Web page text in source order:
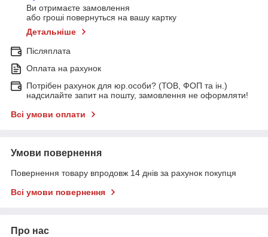
Ви отримаєте замовлення
або гроші повернуться на вашу картку
Детальніше
Післяплата
Оплата на рахунок
Потрібен рахунок для юр.особи? (ТОВ, ФОП та ін.)
надсилайте запит на пошту, замовлення не оформляти!
Всі умови оплати
Умови повернення
Повернення товару впродовж 14 днів за рахунок покупця
Всі умови повернення
Про нас